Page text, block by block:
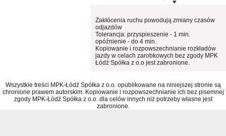
Zakłócenia ruchu powodują zmiany czasów
odjazdów
Tolerancja: przyspieszenie - 1 min.
opóźnienie - do 4 min.
Kopiowanie i rozpowszechnianie rozkładów
jazdy w celach zarobkowych bez zgody MPK
Łódź Spółka z o.o jest zabronione.
Wszystkie treści MPK-Łódź Spółka z o.o. opublikowane na niniejszej stronie są
chronione prawem autorskim. Kopiowanie i rozpowszechnianie ich bez pisemnej
zgody MPK-Łódź Spółka z o.o. dla celów innych niż potrzeby własne jest
zabronione.